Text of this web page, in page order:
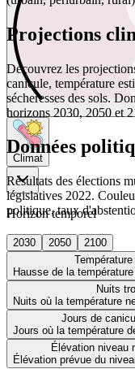
Climat
Horizon temporel
2030 2050
2100
Hausse de la
Nuits
Nuits où la température
Jours de
Jours où la température
Élévation niveau
Élévation prévue du
Projections
Découvrez les
canicule, température
sécheresses des sols.
horizons 2030, 2050 et
Données
Résultats des élections
législatives 2022.
politique, taux